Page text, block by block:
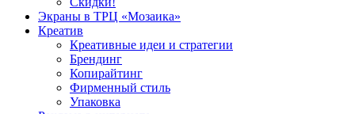
Экраны в ТРЦ «Мозаика»
Креатив
Креативные идеи и стратегии
Брендинг
Копирайтинг
Фирменный стиль
Упаковка